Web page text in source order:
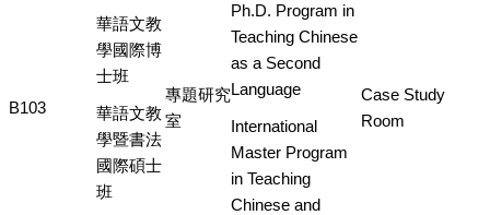
B103
華語文教
學國際博
士班
華語文教
學暨書法
國際碩士
班
專題研究
室
Ph.D. Program in
Teaching Chinese
as a Second
Language
International
Master Program
in Teaching
Chinese and
Case Study
Room